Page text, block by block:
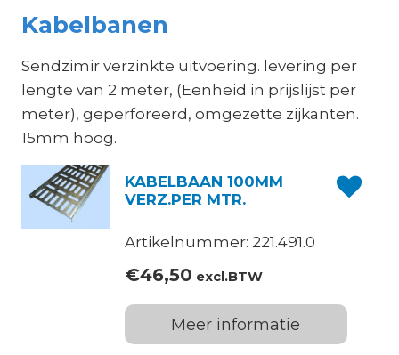
Kabelbanen
Sendzimir verzinkte uitvoering. levering per
lengte van 2 meter, (Eenheid in prijslijst per
meter), geperforeerd, omgezette zijkanten.
15mm hoog.
KABELBAAN 100MM
VERZ.PER MTR.
Artikelnummer: 221.491.0
€46,50 excl.BTW
Meer informatie